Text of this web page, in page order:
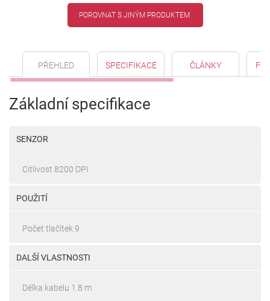
POROVNAT S JINÝM PRODUKTEM
PŘEHLED SPECIFIKACE ČLÁNKY
Základní specifikace
SENZOR
Citlivost 8200 DPI
POUŽITÍ
Počet tlačítek 9
DALŠÍ VLASTNOSTI
Délka kabelu 1.8 m